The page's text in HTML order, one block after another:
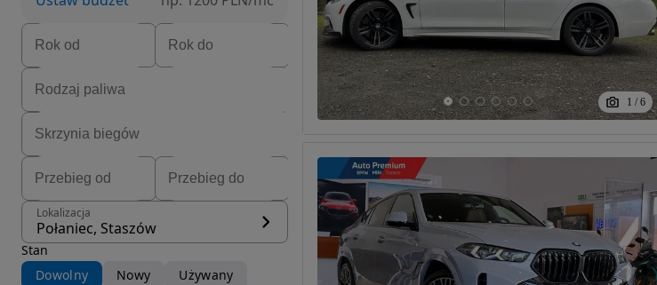
Lokalizacja
Połaniec, Staszów
Stan
Dowolny
Nowy
Używany
1 / 6